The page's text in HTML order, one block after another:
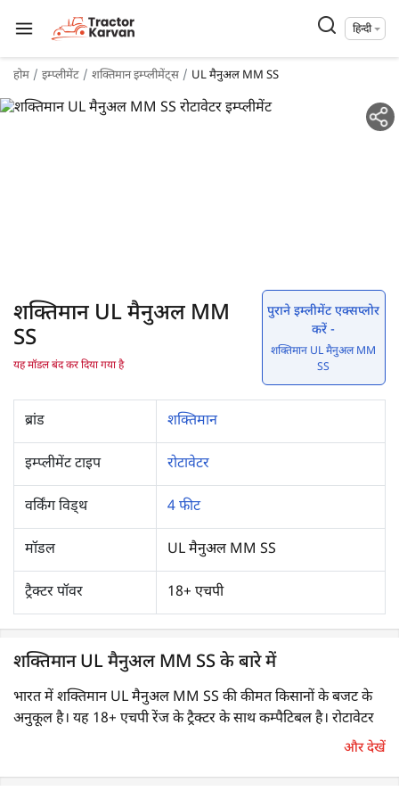
हिन्दी
होम इम्प्लीमेंट शक्तिमान इम्प्लीमेंट्स UL मैनुअल MM SS
शक्तिमान UL मैनुअल MM
SS
यह मॉडल बंद कर दिया गया है
पुराने इम्लीमेंट एक्सप्लोर
करें -
शक्तिमान UL मैनुअल MM
SS
ब्रांड शक्तिमान
इम्प्लीमेंट टाइप रोटावेटर
वर्किंग विड्थ 4 फीट
मॉडल UL मैनुअल MM SS
ट्रैक्टर पॉवर 18+ एचपी
शक्तिमान UL मैनुअल MM SS के बारे में
भारत में शक्तिमान UL मैनुअल MM SS की कीमत किसानों के बजट के
अनुकूल है। यह 18+ एचपी रेंज के ट्रैक्टर के साथ कम्पैटिबल है। रोटावेटर
एक लोकप्रिय ट्रैक्टर इम्प्लीमेंट है, जो मिट्टी को प्रभावी ढंग से काट सकता है,
उपयोग बुवाई या फसल बोने से पहले भूमि तैयार करने के लिए व्यापक रूप
और देखें